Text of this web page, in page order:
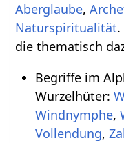
Aberglaube,
Naturspiritualität
die thematisch
Begriffe im
Wurzelhüter:
Windnymphe,
Vollendung,